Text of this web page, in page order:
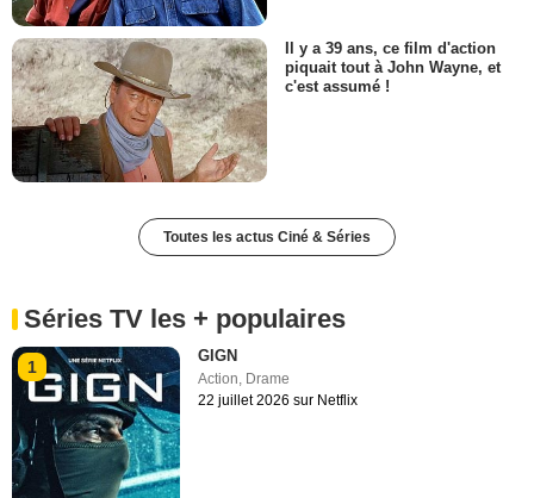
Il y a 39 ans, ce film d'action
piquait tout à John Wayne, et
c'est assumé !
Toutes les actus Ciné & Séries
Séries TV les + populaires
1
GIGN
Action Drame
22 juillet 2026 sur Netflix